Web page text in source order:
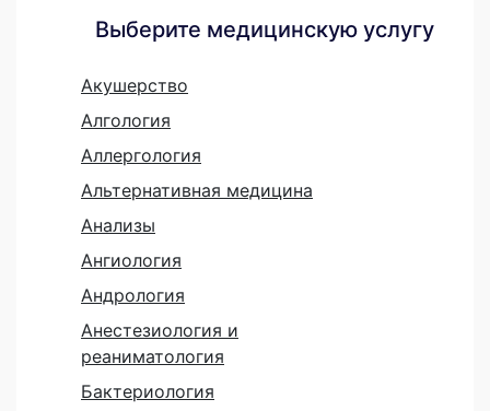
Выберите медицинскую услугу
Акушерство
Алгология
Аллергология
Альтернативная медицина
Анализы
Ангиология
Андрология
Анестезиология и
реаниматология
Бактериология